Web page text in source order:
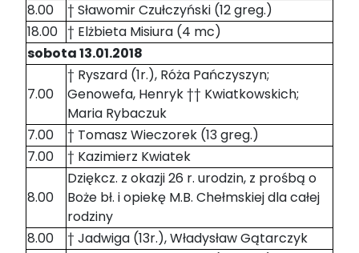
8.00
† Sławomir Czułczyński (12 greg.)
18.00 † Elżbieta Misiura (4 mc)
sobota 13.01.2018
7.00
† Ryszard (1r.), Róża Pańczyszyn;
Genowefa, Henryk †† Kwiatkowskich;
Maria Rybaczuk
7.00
† Tomasz Wieczorek (13 greg.)
7.00
† Kazimierz Kwiatek
8.00
Dziękcz. z okazji 26 r. urodzin, z prośbą o
Boże bł. i opiekę M.B. Chełmskiej dla całej
rodziny
8.00
† Jadwiga (13r.), Władysław Gątarczyk